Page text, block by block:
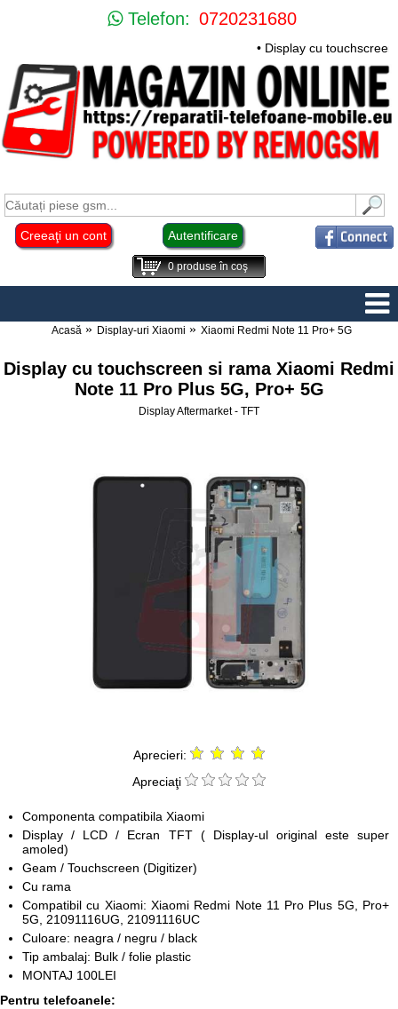
Telefon: 0720231680
• Display cu
Creeaţi un cont Autentificare
0produse în coş
Acasă Display-uri Xiaomi Xiaomi Redmi Note 11 Pro+ 5G
Display cu touchscreen si rama Xiaomi Redmi
Note 11 Pro Plus 5G, Pro+ 5G
Display Aftermarket - TFT
Aprecieri:
Apreciaţi
Componenta compatibila Xiaomi
Display / LCD / Ecran TFT ( Display-ul original este super
amoled)
Geam / Touchscreen (Digitizer)
Cu rama
Compatibil cu Xiaomi: Xiaomi Redmi Note 11 Pro Plus 5G, Pro+
5G, 21091116UG, 21091116UC
Culoare: neagra / negru / black
Tip ambalaj: Bulk / folie plastic
MONTAJ 100LEI
Pentru telefoanele: